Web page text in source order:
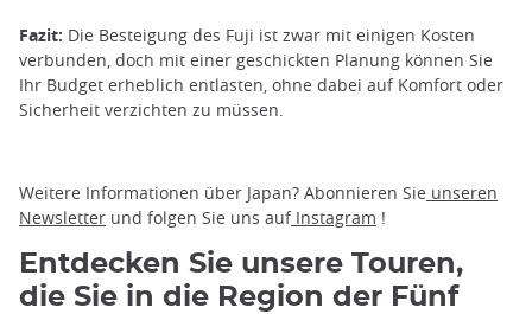
Fazit: Die Besteigung des Fuji ist zwar mit einigen Kosten
verbunden, doch mit einer geschickten Planung können Sie
Ihr Budget erheblich entlasten, ohne dabei auf Komfort oder
Sicherheit verzichten zu müssen.
Weitere Informationen über Japan? Abonnieren Sie unseren
Newsletter und folgen Sie uns auf Instagram !
Entdecken Sie unsere Touren,
die Sie in die Region der Fünf